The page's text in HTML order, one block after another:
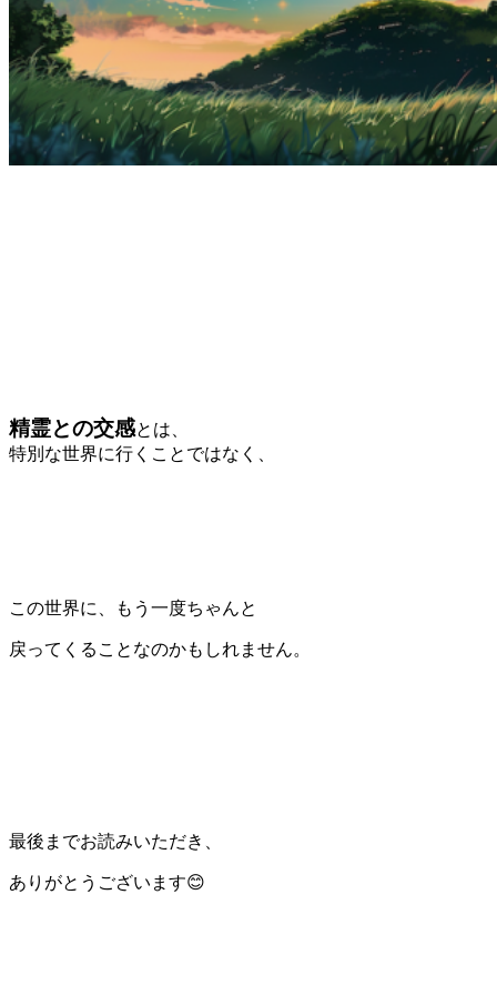
精霊との交感とは、
特別な世界に行くことではなく、
この世界に、もう一度ちゃんと
戻ってくることなのかもしれません。
最後までお読みいただき、
ありがとうございます😊